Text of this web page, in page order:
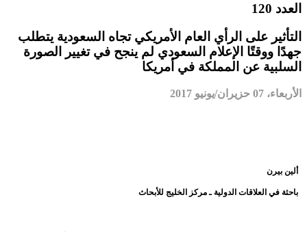
العدد 120
التأثير على الرأي العام الأمريكي تجاه السعودية يتطلب
جهدًا ووقتًا الإعلام السعودي لم ينجح في تغيير الصورة
السلبية عن المملكة في أمريكا
الأربعاء، 07 حزيران/يونيو 2017
ألين بيرن
باحثة في العلاقات الدولية ـ مركز الخليج للأبحاث